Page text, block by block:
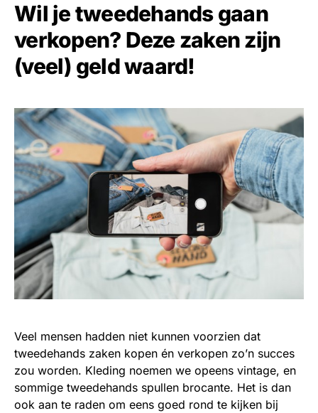
Wil je tweedehands gaan
verkopen? Deze zaken zijn
(veel) geld waard!
Veel mensen hadden niet kunnen voorzien dat
tweedehands zaken kopen én verkopen zo’n succes
zou worden. Kleding noemen we opeens vintage, en
sommige tweedehands spullen brocante. Het is dan
ook aan te raden om eens goed rond te kijken bij